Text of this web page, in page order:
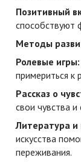
Позитивный
способствуют
Методы
Ролевые игры:
примериться к
Рассказ о
свои чувства
Литература и
искусства
переживания.